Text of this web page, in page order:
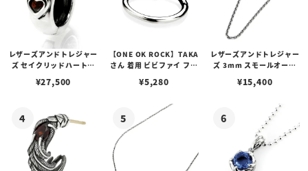
レザーズアンドトレジャー
ズ セイクリッドハートピ
¥27,500
【ONE OK ROCK】TAKA
さん 着用 ビビファイ フー
¥5,280
レザーズアンドトレジャー
ズ 3mm スモールオーバ
ブスタークラスプ＆LTロ
¥15,400